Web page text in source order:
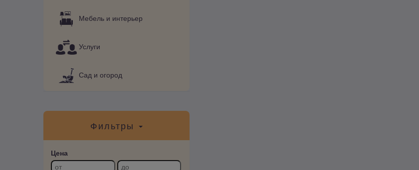
Мебель и интерьер
Услуги
Сад и огород
Фильтры
Цена